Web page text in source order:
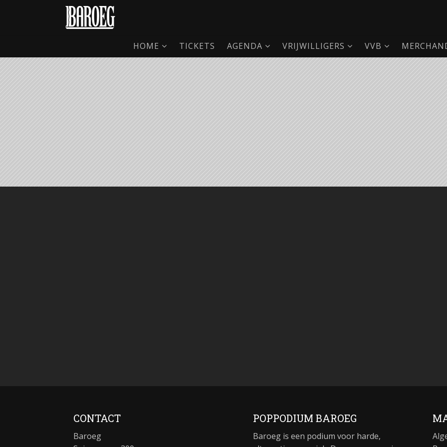
HOME TICKETS AGENDA VRIJWILLIGERS VVB
CONTACT
Baroeg
POPPODIUM BAROEG
Baroeg is een podium voor harde,